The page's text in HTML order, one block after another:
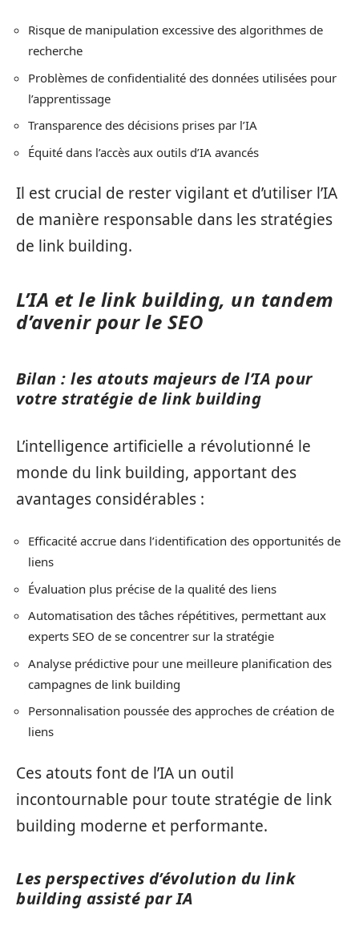
Risque de manipulation excessive des algorithmes de
recherche
Problèmes de confidentialité des données utilisées pour
l’apprentissage
Transparence des décisions prises par l’IA
Équité dans l’accès aux outils d’IA avancés
Il est crucial de rester vigilant et d’utiliser l’IA
de manière responsable dans les stratégies
de link building.
L’IA et le link building, un tandem
d’avenir pour le SEO
Bilan : les atouts majeurs de l’IA pour
votre stratégie de link building
L’intelligence artificielle a révolutionné le
monde du link building, apportant des
avantages considérables :
Efficacité accrue dans l’identification des opportunités de
liens
Évaluation plus précise de la qualité des liens
Automatisation des tâches répétitives, permettant aux
experts SEO de se concentrer sur la stratégie
Analyse prédictive pour une meilleure planification des
campagnes de link building
Personnalisation poussée des approches de création de
liens
Ces atouts font de l’IA un outil
incontournable pour toute stratégie de link
building moderne et performante.
Les perspectives d’évolution du link
building assisté par IA